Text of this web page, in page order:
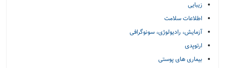
زیبایی
اطلاعات سلامت
آزمایش، رادیولوژی، سونوگرافی
ارتوپدی
بیماری های پوستی